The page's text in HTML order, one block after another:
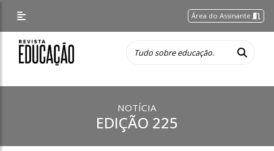
Área do Assinante
NOTÍCIA
EDIÇÃO 225